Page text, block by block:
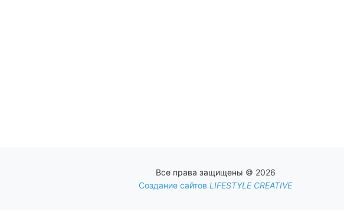
Все права защищены © 2026
Создание сайтов LIFESTYLE CREATIVE